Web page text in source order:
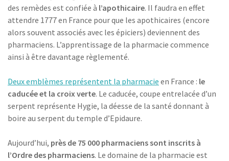
des remèdes est confiée à l’apothicaire. Il faudra en effet
attendre 1777 en France pour que les apothicaires (encore
alors souvent associés avec les épiciers) deviennent des
pharmaciens. L’apprentissage de la pharmacie commence
ainsi à être davantage règlementé.
Deux emblèmes représentent la pharmacie en France : le
caducée et la croix verte. Le caducée, coupe entrelacée d’un
serpent représente Hygie, la déesse de la santé donnant à
boire au serpent du temple d’Epidaure.
Aujourd’hui, près de 75 000 pharmaciens sont inscrits à
l’Ordre des pharmaciens. Le domaine de la pharmacie est